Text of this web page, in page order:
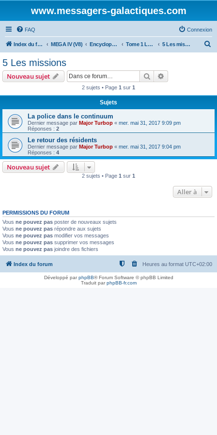
www.messagers-galactiques.com
FAQ Connexion
Index du forum MEGA IV (V8) Encyclopédie (V8) Tome 1 La Guilde 5 Les missions
5 Les missions
Nouveau sujet Rechercher
2 sujets • Page 1 sur 1
Sujets
La police dans le continuum
Dernier message par Major Turbop « mer. mai 31, 2017 9:09 pm
Réponses : 2
Le retour des résidents
Dernier message par Major Turbop « mer. mai 31, 2017 9:04 pm
Réponses : 4
Nouveau sujet
2 sujets • Page 1 sur 1
Aller à
PERMISSIONS DU FORUM
Vous ne pouvez pas poster de nouveaux sujets
Vous ne pouvez pas répondre aux sujets
Vous ne pouvez pas modifier vos messages
Vous ne pouvez pas supprimer vos messages
Vous ne pouvez pas joindre des fichiers
Index du forum Heures au format UTC+02:00
Développé parphpBB® Forum Software © phpBB Limited
Traduit parphpBB-fr.com